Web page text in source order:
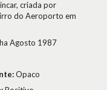
criada por
do Aeroporto em
Agosto 1987
Opaco